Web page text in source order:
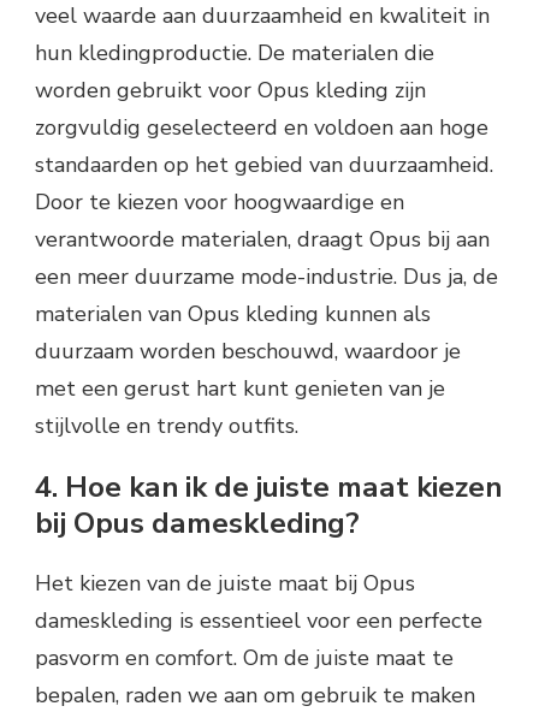
veel waarde aan duurzaamheid en kwaliteit in
hun kledingproductie. De materialen die
worden gebruikt voor Opus kleding zijn
zorgvuldig geselecteerd en voldoen aan hoge
standaarden op het gebied van duurzaamheid.
Door te kiezen voor hoogwaardige en
verantwoorde materialen, draagt Opus bij aan
een meer duurzame mode-industrie. Dus ja, de
materialen van Opus kleding kunnen als
duurzaam worden beschouwd, waardoor je
met een gerust hart kunt genieten van je
stijlvolle en trendy outfits.
4. Hoe kan ik de juiste maat kiezen
bij Opus dameskleding?
Het kiezen van de juiste maat bij Opus
dameskleding is essentieel voor een perfecte
pasvorm en comfort. Om de juiste maat te
bepalen, raden we aan om gebruik te maken